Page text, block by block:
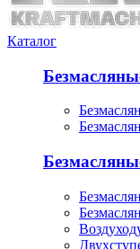
Каталог